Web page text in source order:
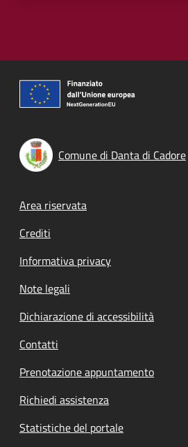
Comune di Danta di Cadore
Footer menu
Area riservata
Crediti
Informativa privacy
Note legali
Dichiarazione di accessibilità
Contatti
Prenotazione appuntamento
Richiedi assistenza
Statistiche del portale